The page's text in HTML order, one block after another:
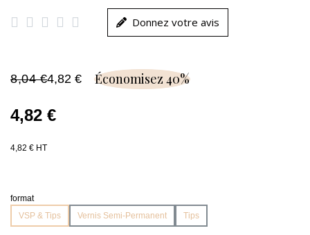
     Donnez votre avis
8,04 €4,82 € Économisez 40%
4,82 €
4,82 € HT
format
VSP & Tips
Vernis Semi-Permanent Tips